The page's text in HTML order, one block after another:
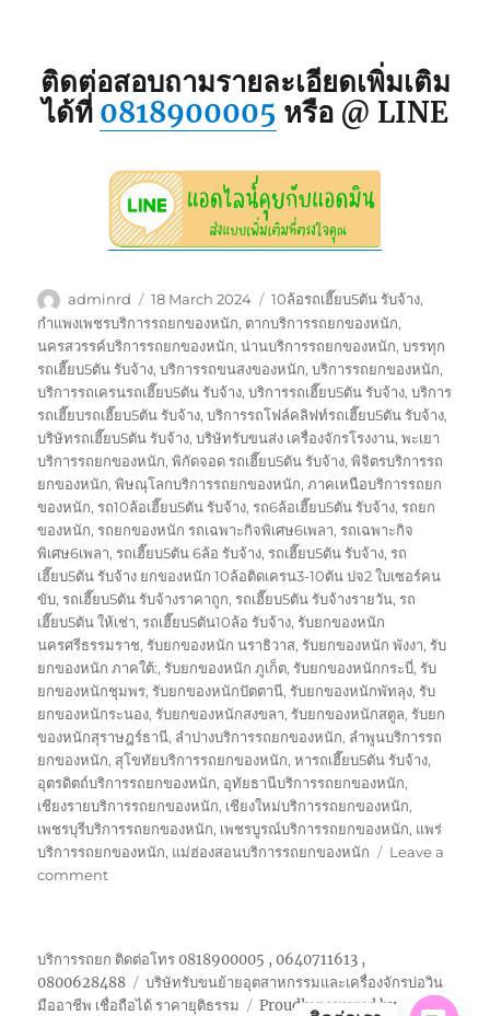
ติดต่อสอบถามรายละเอียดเพิ่มเติม
ได้ที่ 0818900005 หรือ @ LINE
Author
adminrd
Posted
on
18 March 2024 Tags
10ล้อรถเฮี๊ยบ5ตัน รับจ้าง,
กำแพงเพชรบริการรถยกของหนัก, ตากบริการรถยกของหนัก,
นครสวรรค์บริการรถยกของหนัก,น่านบริการรถยกของหนัก,บรรทุก
รถเฮี๊ยบ5ตัน รับจ้าง,บริการรถขนสงของหนัก,บริการรถยกของหนัก,
บริการรถเครนรถเฮี๊ยบ5ตัน รับจ้าง,บริการรถเฮี๊ยบ5ตัน รับจ้าง,บริการ
รถเฮี๊ยบรถเฮี๊ยบ5ตัน รับจ้าง,บริการรถโฟล์คลิฟท์รถเฮี๊ยบ5ตัน รับจ้าง,
บริษัทรถเฮี๊ยบ5ตัน รับจ้าง,บริษัทรับขนส่ง เครื่องจักรโรงงาน,พะเยา
บริการรถยกของหนัก,พิกัดจอด รถเฮี๊ยบ5ตัน รับจ้าง,พิจิตรบริการรถ
ยกของหนัก,พิษณุโลกบริการรถยกของหนัก,ภาคเหนือบริการรถยก
ของหนัก,รถ10ล้อเฮี๊ยบ5ตัน รับจ้าง,รถ6ล้อเฮี๊ยบ5ตัน รับจ้าง,รถยก
ของหนัก,รถยกของหนัก รถเฉพาะกิจพิเศษ6เพลา,รถเฉพาะกิจ
พิเศษ6เพลา,รถเฮี๊ยบ5ตัน 6ล้อ รับจ้าง,รถเฮี๊ยบ5ตัน รับจ้าง,รถ
เฮี๊ยบ5ตัน รับจ้าง ยกของหนัก 10ล้อติดเครน3-10ตัน ปจ2 ใบเซอร์คน
ขับ,รถเฮี๊ยบ5ตัน รับจ้างราคาถูก,รถเฮี๊ยบ5ตัน รับจ้างรายวัน,รถ
เฮี๊ยบ5ตัน ให้เช่า,รถเฮี๊ยบ5ตัน10ล้อ รับจ้าง,รับยกของหนัก
นครศรีธรรมราช,รับยกของหนัก นราธิวาส,รับยกของหนัก พังงา,รับ
ยกของหนัก ภาคใต้:,รับยกของหนัก ภูเก็ต,รับยกของหนักกระบี่,รับ
ยกของหนักชุมพร,รับยกของหนักปัตตานี,รับยกของหนักพัทลุง,รับ
ยกของหนักระนอง,รับยกของหนักสงขลา,รับยกของหนักสตูล,รับยก
ของหนักสุราษฎร์ธานี, ลำปางบริการรถยกของหนัก, ลำพูนบริการรถ
ยกของหนัก, สุโขทัยบริการรถยกของหนัก,หารถเฮี๊ยบ5ตัน รับจ้าง,
อุตรดิตถ์บริการรถยกของหนัก, อุทัยธานีบริการรถยกของหนัก,
เชียงรายบริการรถยกของหนัก, เชียงใหม่บริการรถยกของหนัก,
เพชรบุรีบริการรถยกของหนัก, เพชรบูรณ์บริการรถยกของหนัก, แพร่
บริการรถยกของหนัก, แม่ฮ่องสอนบริการรถยกของหนัก
Leave a
commenton
ยก
ของ
หนัก
บริการรถยก ติดต่อโทร 0818900005 , 0640711613 ,
0800628488
บริษัทรับขนย้ายอุตสาหกรรมและเครื่องจักรบ่อวิน
มืออาชีพ เชื่อถือได้ ราคายุติธรรม
Proudly powered by